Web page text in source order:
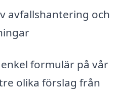
avfallshantering och
formulär på vår
olika förslag från